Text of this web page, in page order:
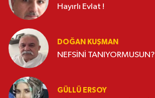
Hayırlı Evlat !
DOĞAN KUŞMAN
NEFSİNİ TANIYORMUSUN?
GÜLLÜ ERSOY